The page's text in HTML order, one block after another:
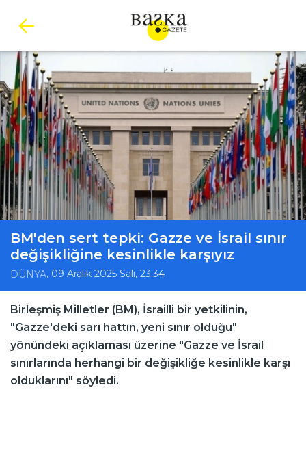
BM'den sert tepki: Gazze ve İsrail sınır
değişikliğine kesinlikle karşıyız
DÜNYA, 09 Aralık 2025 Salı, 23:34
Birleşmiş Milletler (BM), İsrailli bir yetkilinin,
"Gazze'deki sarı hattın, yeni sınır olduğu"
yönündeki açıklaması üzerine "Gazze ve İsrail
sınırlarında herhangi bir değişikliğe kesinlikle karşı
olduklarını" söyledi.